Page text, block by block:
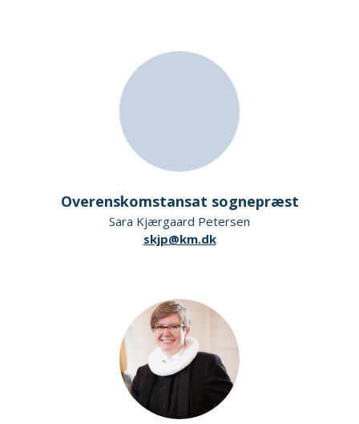
Overenskomstansat sognepræst
Sara Kjærgaard Petersen
skjp@km.dk